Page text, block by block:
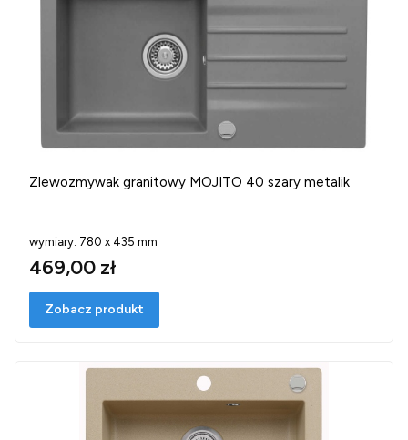
Zlewozmywak granitowy MOJITO 40 szary metalik
wymiary: 780 x 435 mm
469,00 zł
Zobacz produkt